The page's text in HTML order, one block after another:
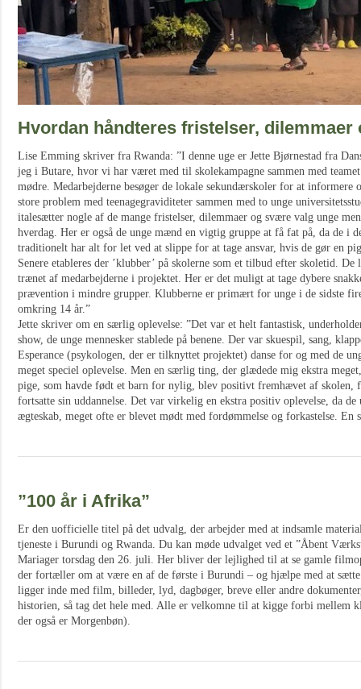
Hvordan håndteres fristelser,
Lise Emming skriver fra Rwanda: ”I denne uge er Jette Bjørnestad fra
jeg i Butare, hvor vi har været med til skolekampagne sammen med
mødre. Medarbejderne besøger de lokale sekundærskoler for at informere
store problem med teenagegraviditeter sammen med to unge
italesætter nogle af de mange fristelser, dilemmaer og svære valg unge
hverdag. Her er også de unge mænd en vigtig gruppe at få fat på, da de i
traditionelt har alt for let ved at slippe for at tage ansvar, hvis de gør en
Senere etableres der ’klubber’ på skolerne som et tilbud efter skoletid.
trænet af medarbejderne i projektet. Her er det muligt at tage dybere
prævention i mindre grupper. Klubberne er primært for unge i de sidste
omkring 14 år.”
Jette skriver om en særlig oplevelse: ”Det var et helt fantastisk,
show, de unge mennesker stablede på benene. Der var skuespil, sang,
Esperance (psykologen, der er tilknyttet projektet) danse for og med de
meget speciel oplevelse. Men en særlig ting, der glædede mig ekstra
pige, som havde født et barn for nylig, blev positivt fremhævet af skolen,
fortsatte sin uddannelse. Det var virkelig en ekstra positiv oplevelse, da
ægteskab, meget ofte er blevet mødt med fordømmelse og forkastelse. En
”100 år i Afrika”
Er den uofficielle titel på det udvalg, der arbejder med at indsamle
tjeneste i Burundi og Rwanda. Du kan møde udvalget ved et ”Åbent
Mariager torsdag den 26. juli. Her bliver der lejlighed til at se gamle
der fortæller om at være en af de første i Burundi – og hjælpe med at sætte
ligger inde med film, billeder, lyd, dagbøger, breve eller andre
historien, så tag det hele med. Alle er velkomne til at kigge forbi mellem
der også er Morgenbøn).